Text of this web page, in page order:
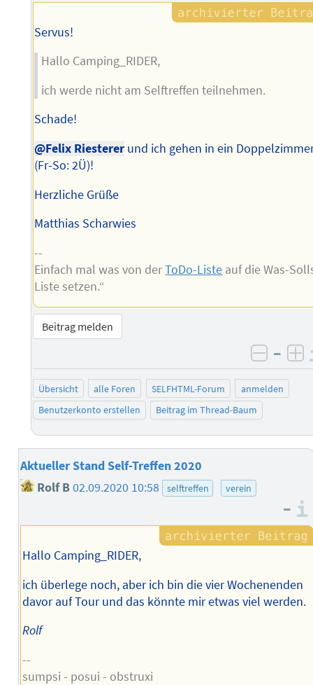
Servus!
Hallo Camping_RIDER,
ich werde nicht am Selftreffen teilnehmen.
Schade!
@Felix Riesterer und ich gehen in ein
(Fr-So: 2Ü)!
Herzliche Grüße
Matthias Scharwies
--
Einfach mal was von derToDo-Liste auf die Was-
Liste setzen.“
Beitrag melden
–
Übersicht alle Foren SELFHTML-Forum
anmelden
Benutzerkonto erstellen
Beitrag im Thread-Baum
Aktueller Stand Self-Treffen 2020
Rolf B02.09.2020 10:58 selftreffen verein
–
Hallo Camping_RIDER,
ich überlege noch, aber ich bin die vier Wochenenden
davor auf Tour und das könnte mir etwas viel werden.
Rolf
--
sumpsi - posui - obstruxi